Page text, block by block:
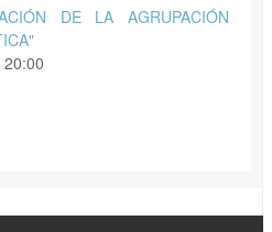
DE LA AGRUPACIÓN